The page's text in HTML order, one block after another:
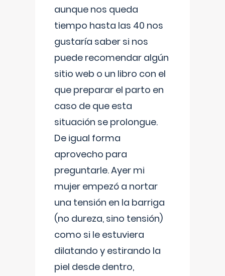
aunque nos queda
tiempo hasta las 40 nos
gustaría saber si nos
puede recomendar algún
sitio web o un libro con el
que preparar el parto en
caso de que esta
situación se prolongue.
De igual forma
aprovecho para
preguntarle. Ayer mi
mujer empezó a nortar
una tensión en la barriga
(no dureza, sino tensión)
como si le estuviera
dilatando y estirando la
piel desde dentro,